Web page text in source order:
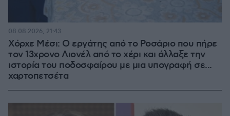
Χόρχε Μέσι: Ο εργάτης από το Ροσάριο που πήρε
τον 13χρονο Λιονέλ από το χέρι και άλλαξε την
ιστορία του ποδοσφαίρου με μια υπογραφή σε...
χαρτοπετσέτα
08.08.2026, 21:43